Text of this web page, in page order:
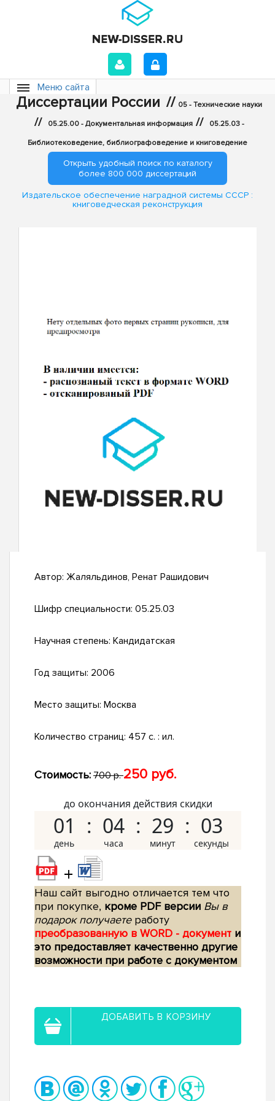
Меню сайта
Диссертации России // 05 - Технические науки
// 05.25.00 - Документальная информация // 05.25.03 -
Библиотековедение, библиографоведение и книговедение
Открыть удобный поиск по каталогу
более 800 000 диссертаций
Издательское обеспечение наградной системы СССР :
книговедческая реконструкция
Автор: Жаляльдинов, Ренат Рашидович
Шифр специальности: 05.25.03
Научная степень: Кандидатская
Год защиты: 2006
Место защиты: Москва
Количество страниц: 457 с. : ил.
Стоимость: 700 р.250 руб.
до окончания действия скидки
01 04 29 02
+
Наш сайт выгодно отличается тем что
при покупке, кроме PDF версии Вы в
подарок получаетеработу
преобразованную в WORD - документ и
это предоставляет качественно другие
возможности при работе с документом
ДОБАВИТЬ В КОРЗИНУ